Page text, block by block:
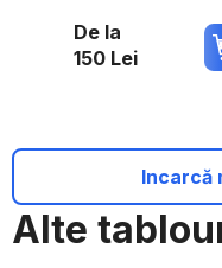
Alte
De la
150 Lei
Incarcă